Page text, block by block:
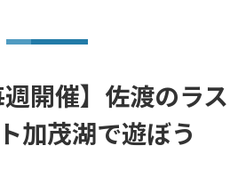
週開催】佐渡のラス
加茂湖で遊ぼう